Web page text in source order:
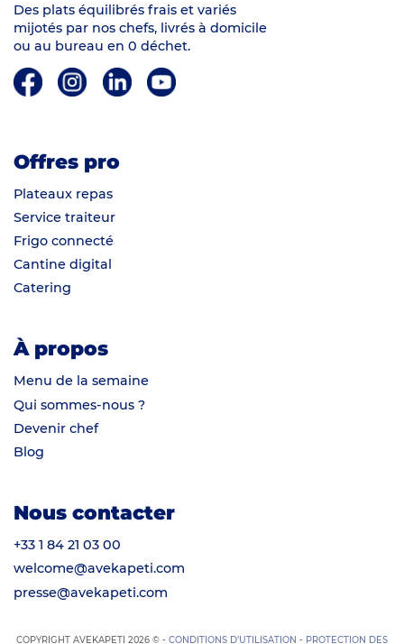
Des plats équilibrés frais et variés
mijotés par nos chefs, livrés à domicile
ou au bureau en 0 déchet.
Offres pro
Plateaux repas
Service traiteur
Frigo connecté
Cantine digital
Catering
À propos
Menu de la semaine
Qui sommes-nous ?
Devenir chef
Blog
Nous contacter
+33 1 84 21 03 00
welcome@avekapeti.com
presse@avekapeti.com
COPYRIGHT AVEKAPETI 2026 © - CONDITIONS D’UTILISATION - PROTECTION DES